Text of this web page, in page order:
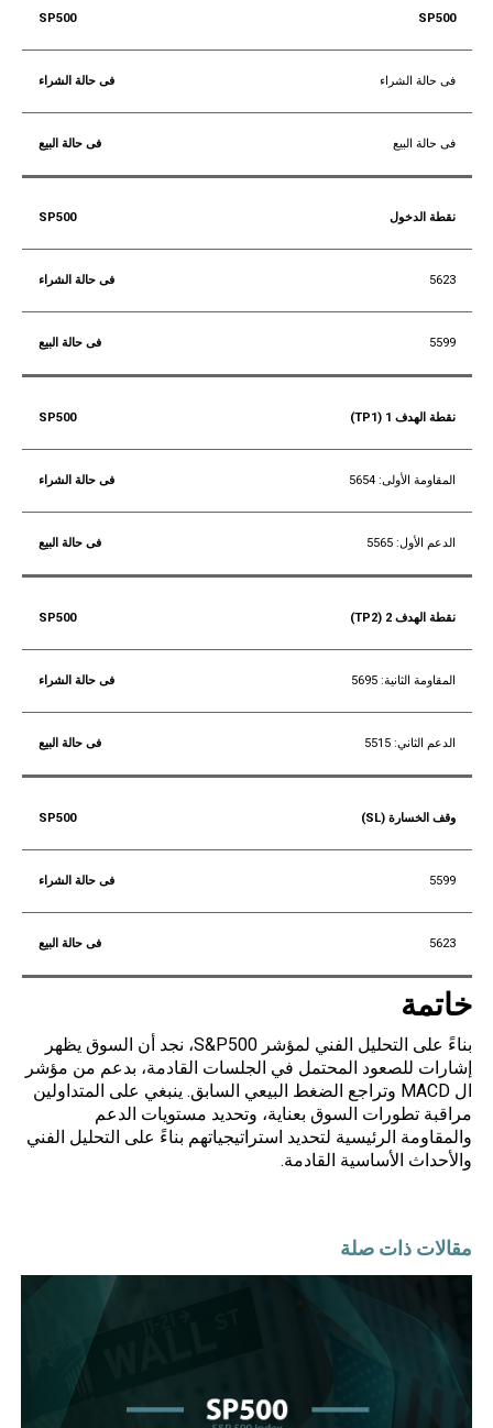
SP500
فى حالة الشراء
فى حالة البيع
نقطة الدخول
5623
5599
نقطة الهدف 1 (TP1)
المقاومة الأولى: 5654
الدعم الأول: 5565
نقطة الهدف 2 (TP2)
المقاومة الثانية: 5695
الدعم الثاني: 5515
وقف الخسارة (SL)
5599
5623
خاتمة
بناءً على التحليل الفني لمؤشر S&P500، نجد أن السوق يظهر
إشارات للصعود المحتمل في الجلسات القادمة، بدعم من مؤشر
ال MACD وتراجع الضغط البيعي السابق. ينبغي على المتداولين
مراقبة تطورات السوق بعناية، وتحديد مستويات الدعم
والمقاومة الرئيسية لتحديد استراتيجياتهم بناءً على التحليل الفني
والأحداث الأساسية القادمة.
مقالات ذات صلة